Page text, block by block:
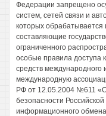
Федерации запрещено
систем, сетей связи и
которых
составляющие
ограниченного
особые правила доступа
средств
международную
РФ от 12.05.2004 №611
безопасности
информационного